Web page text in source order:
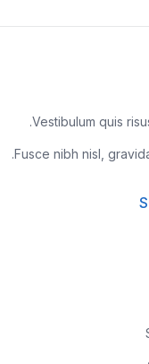
Vestibulum quis
Fusce nibh nisl,